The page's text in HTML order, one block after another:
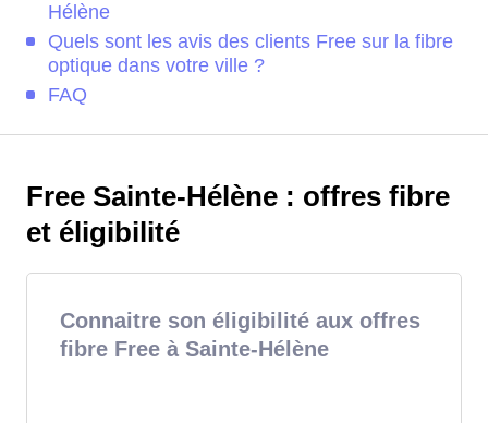
Hélène
Quels sont les avis des clients Free sur la fibre
optique dans votre ville ?
FAQ
Free Sainte-Hélène : offres fibre
et éligibilité
Connaitre son éligibilité aux offres
fibre Free à Sainte-Hélène